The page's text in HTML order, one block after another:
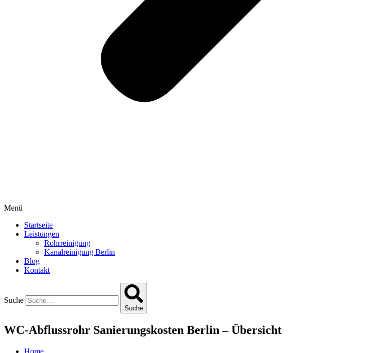
Menü
Startseite
Leistungen
Rohrreinigung
Kanalreinigung Berlin
Blog
Kontakt
Suche
Suche
WC-Abflussrohr Sanierungskosten Berlin – Übersicht
Home